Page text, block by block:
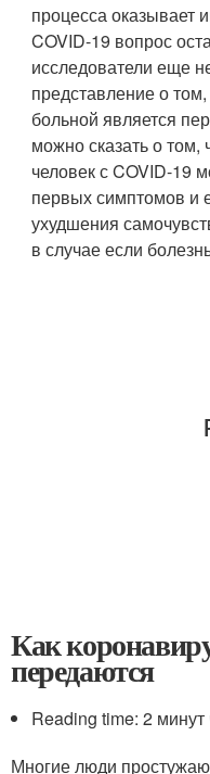
процесса оказывает
COVID-19 вопрос
исследователи еще
представление о
больной является
можно сказать о том,
человек с COVID-19
первых симптомов и
ухудшения
в случае если
Как
передаются
Reading time: 2 минут
Многие люди